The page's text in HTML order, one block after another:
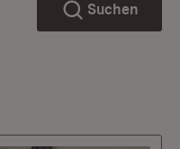
Suchen